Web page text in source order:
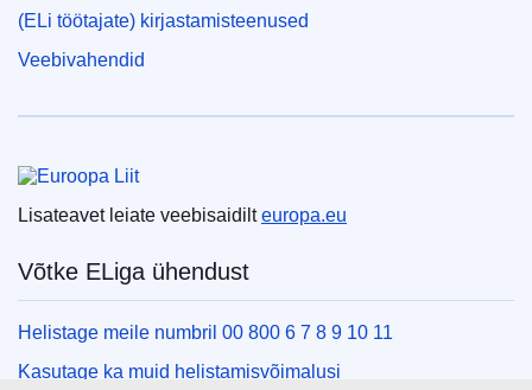
(ELi töötajate) kirjastamisteenused
Veebivahendid
Lisateavet leiate veebisaidilteuropa.eu
Võtke ELiga ühendust
Helistage meile numbril 00 800 6 7 8 9 10 11
Kasutage ka muid helistamisvõimalusi